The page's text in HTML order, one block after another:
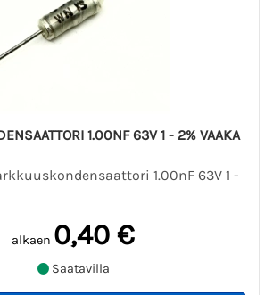
1.00NF 63V 1 - 2% VAAKA
1.00nF 63V 1 -
alkaen 0,40 €
Saatavilla